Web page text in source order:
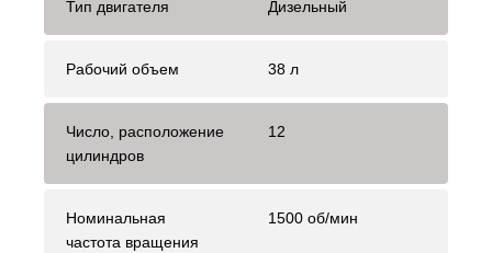
Тип двигателя Дизельный
Рабочий объем 38 л
Число, расположение
цилиндров
12
Номинальная
частота вращения
1500 об/мин